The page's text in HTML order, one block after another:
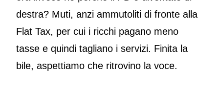
destra? Muti, anzi ammutoliti di fronte alla
Flat Tax, per cui i ricchi pagano meno
tasse e quindi tagliano i servizi. Finita la
bile, aspettiamo che ritrovino la voce.